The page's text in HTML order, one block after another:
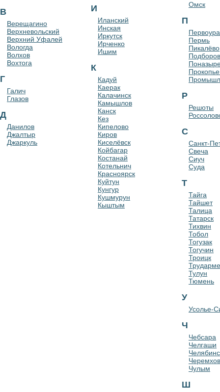
В
Верещагино
Верхневольский
Верхний Уфалей
Вологда
Волхов
Вохтога
Г
Галич
Глазов
Д
Данилов
Джалтыр
Джаркуль
И
Иланский
Инская
Иркутск
Ирченко
Ишим
К
Кадуй
Каерак
Калачинск
Камышлов
Канск
Кез
Кипелово
Киров
Киселёвск
Койбагар
Костанай
Котельнич
Красноярск
Куйтун
Кунгур
Кушмурун
Кыштым
Омск
П
Пермь
Пикалёво
Р
Решоты
С
Санкт-
Свеча
Сиуч
Суда
Т
Тайга
Тайшет
Талица
Татарск
Тихвин
Тобол
Тогузак
Тогучин
Троицк
Тулун
Тюмень
У
Усолье-
Ч
Чебсара
Челгаши
Чулым
Ш